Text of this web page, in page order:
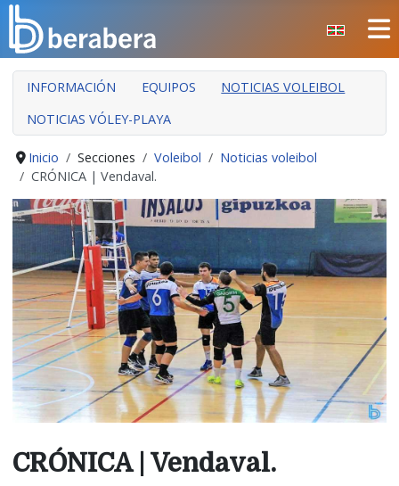
CERRAR
INICIO
CLUB
MANTEO
SECCIONES
EVENTOS
ÁREA SOCIAL
PREVENCIÓN DE LA VIOLENCIA
BERA BERA IZARRAK
INFORMACIÓN EQUIPOS
NOTICIAS VOLEIBOL
NOTICIAS VÓLEY-PLAYA
Inicio Secciones Voleibol
Noticias voleibol
CRÓNICA | Vendaval.
CRÓNICA | Vendaval.